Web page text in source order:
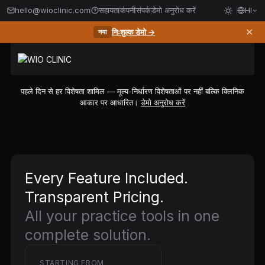
hello@wioclinic.com सहायताकंपनीसंपर्कडेमो अनुरोध करें HI
नया निःशुल्क डेमो → ✕
पहले दिन से हर विशेषता शामिल — मूल्य-निर्धारण विशेषताओं पर नहीं बल्कि क्लिनिक
आकार पर आधारित।डेमो अनुरोध करें
Every Feature Included.
Transparent Pricing.
All your practice tools in one
complete solution.
STARTING FROM